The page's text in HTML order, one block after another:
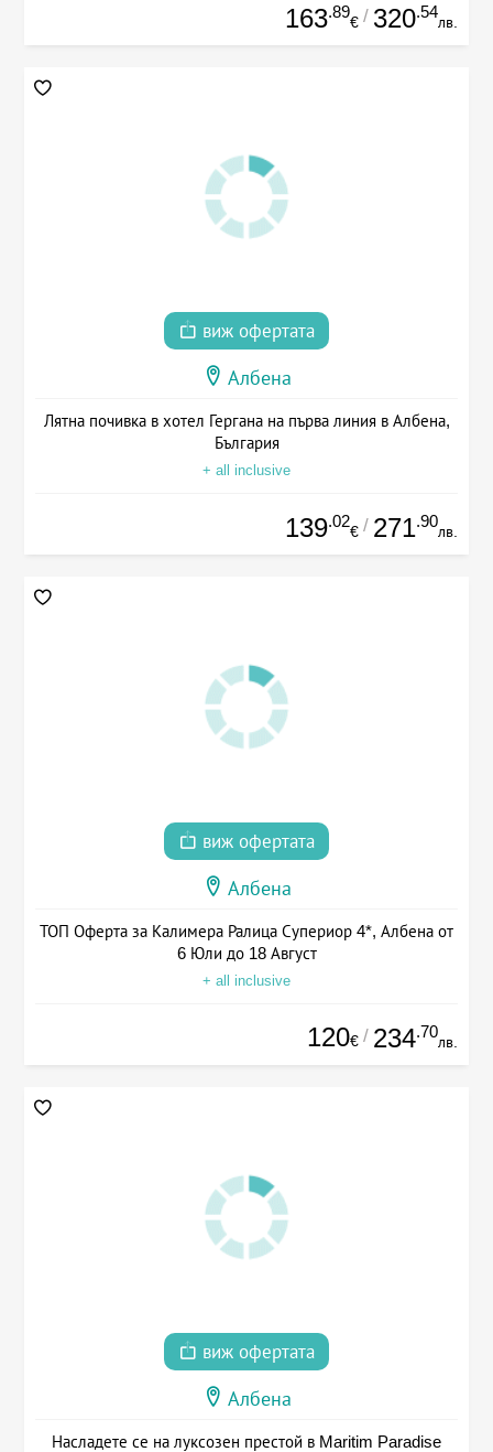
163.89
€ / 320.54
лв.
виж офертата
Албена
Лятна почивка в хотел Гергана на първа линия в Албена,
България
+ all inclusive
139.02
€ / 271.90
лв.
виж офертата
Албена
ТОП Оферта за Калимера Ралица Супериор 4*, Албена от
6 Юли до 18 Август
+ all inclusive
120€ / 234.70
лв.
виж офертата
Албена
Насладете се на луксозен престой в Maritim Paradise